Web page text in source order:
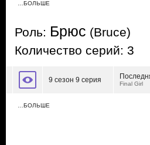
…БОЛЬШЕ
Роль: Брюс (Bruce)
Количество серий: 3
9 сезон 9 серия Final Girl
…БОЛЬШЕ